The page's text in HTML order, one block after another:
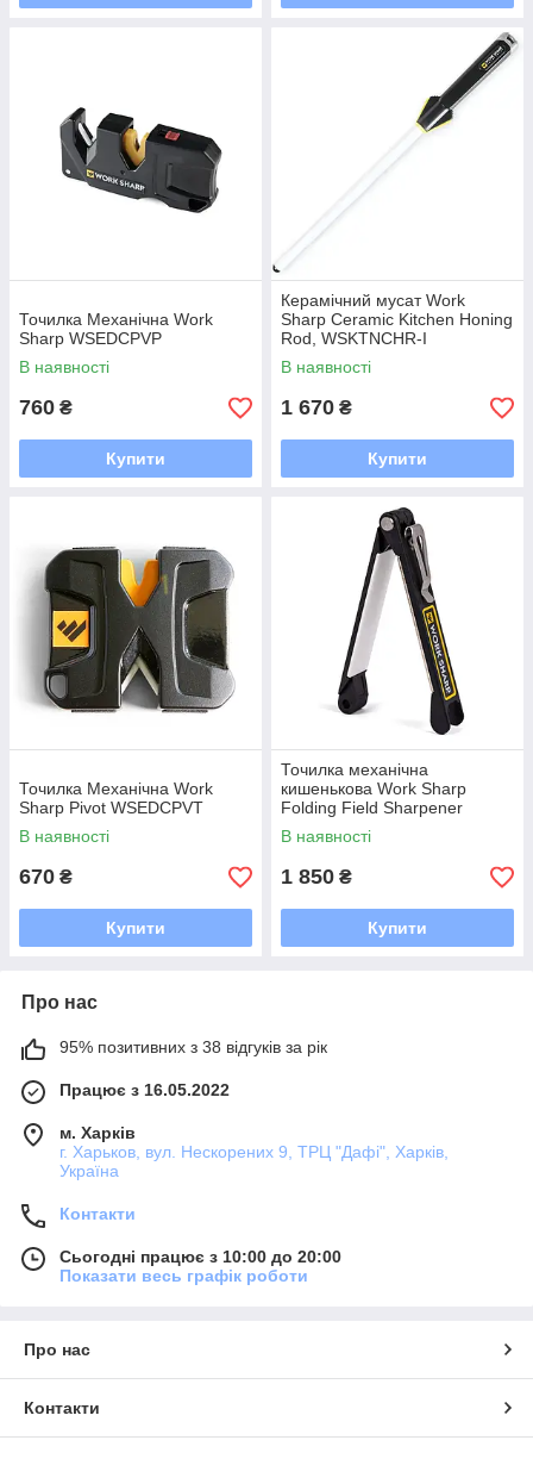
Точилка Механічна Work
Sharp WSEDCPVP
В наявності
760 ₴
Купити
Керамічний мусат Work
Sharp Ceramic Kitchen Honing
Rod, WSKTNCHR-I
В наявності
1 670 ₴
Купити
Точилка Механічна Work
Sharp Pivot WSEDCPVT
В наявності
670 ₴
Купити
Точилка механічна
кишенькова Work Sharp
Folding Field Sharpener
WSEDCFFS-I
В наявності
1 850 ₴
Купити
Про нас
95% позитивних з 38 відгуків за рік
Працює з 16.05.2022
м. Харків
г. Харьков, вул. Нескорених 9, ТРЦ "Дафі", Харків,
Україна
Контакти
Сьогодні працює з 10:00 до 20:00
Показати весь графік роботи
Про нас
Контакти